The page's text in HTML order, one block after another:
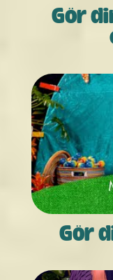
Gör
Gör